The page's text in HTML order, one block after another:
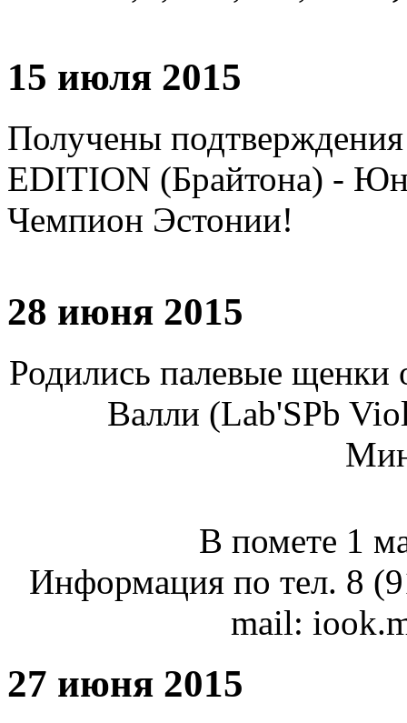
15 июля 2015
Получены
EDITION (Брайтона) -
Чемпион Эстонии!
28 июня 2015
Родились палевые щенки
Валли (Lab'SPb
В помете 1
Информация по тел. 8
mail:
27 июня 2015